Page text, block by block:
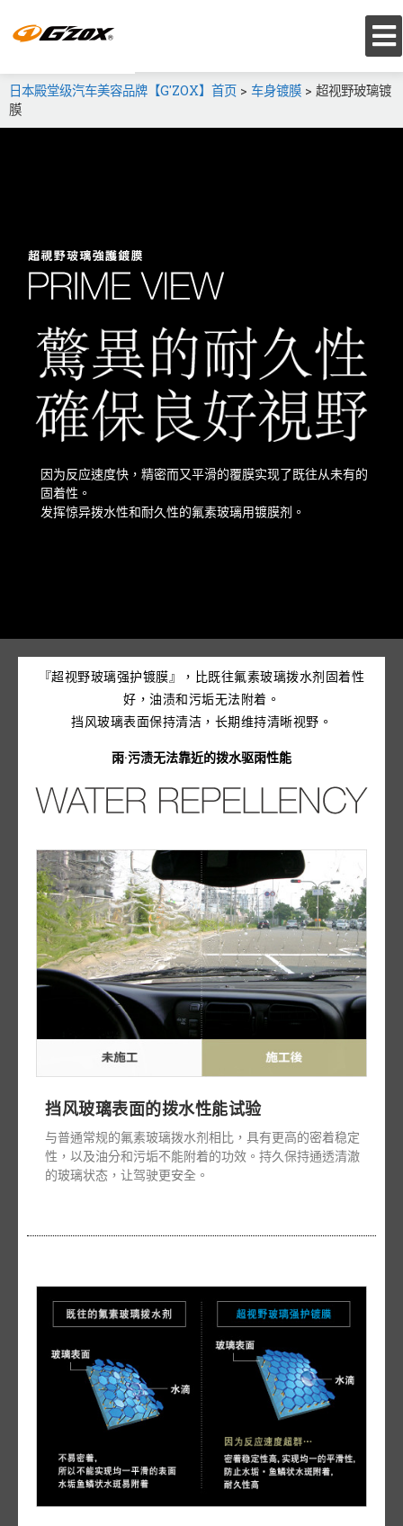
日本殿堂级汽车美容品牌【G'ZOX】首页 > 车身镀膜 > 超视野玻璃镀
膜
因为反应速度快，精密而又平滑的覆膜实现了既往从未有的
固着性。
发挥惊异拨水性和耐久性的氟素玻璃用镀膜剂。
『超视野玻璃强护镀膜』，比既往氟素玻璃拨水剂固着性
好，油渍和污垢无法附着。
挡风玻璃表面保持清洁，长期维持清晰视野。
雨·污渍无法靠近的拨水驱雨性能
挡风玻璃表面的拨水性能试验
与普通常规的氟素玻璃拨水剂相比，具有更高的密着稳定
性，以及油分和污垢不能附着的功效。持久保持通透清澈
的玻璃状态，让驾驶更安全。